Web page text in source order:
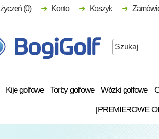
Kije golfowe Torby golfowe Wózki golfowe
[PREMIEROWE
życzeń (0) Konto Koszyk